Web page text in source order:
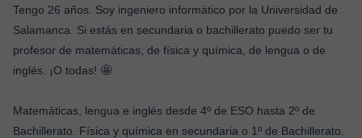
Tengo 26 años. Soy ingeniero informático por la Universidad de
Salamanca. Si estás en secundaria o bachillerato puedo ser tu
profesor de matemáticas, de física y química, de lengua o de
inglés. ¡O todas! 🤩
Matemáticas, lengua e inglés desde 4º de ESO hasta 2º de
Bachillerato. Física y química en secundaria o 1º de Bachillerato.